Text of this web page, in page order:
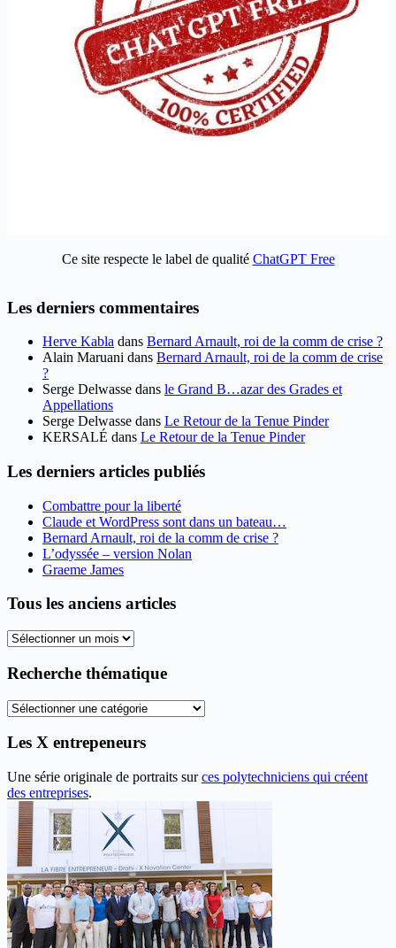
Ce site respecte le label de qualité ChatGPT Free
Les derniers commentaires
Herve Kabla dans Bernard Arnault, roi de la comm de crise ?
Alain Maruani dans Bernard Arnault, roi de la comm de crise
?
Serge Delwasse dans le Grand B…azar des Grades et
Appellations
Serge Delwasse dans Le Retour de la Tenue Pinder
KERSALÉ dans Le Retour de la Tenue Pinder
Les derniers articles publiés
Combattre pour la liberté
Claude et WordPress sont dans un bateau…
Bernard Arnault, roi de la comm de crise ?
L’odyssée – version Nolan
Graeme James
Tous les anciens articles
Tous
anciens
Recherche thématique
Recherche
Les X entrepeneurs
Une série originale de portraits surces polytechniciens qui créent
des entreprises.